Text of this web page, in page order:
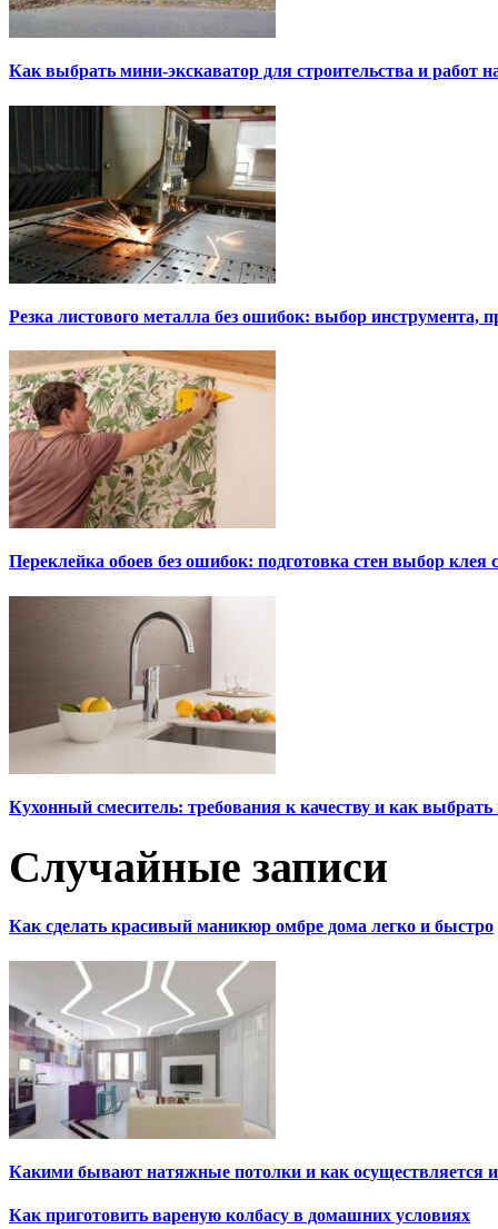
Как выбрать мини-экскаватор для строительства и работ
Резка листового металла без ошибок: выбор инструмента,
Переклейка обоев без ошибок: подготовка стен выбор клея
Кухонный смеситель: требования к качеству и как
Случайные записи
Как сделать красивый маникюр омбре дома легко и быстро
Какими бывают натяжные потолки и как осуществляется
Как приготовить вареную колбасу в домашних условиях